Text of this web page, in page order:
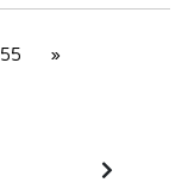
55 »